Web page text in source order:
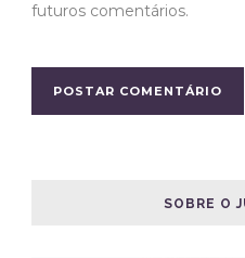
futuros comentários.
SOBRE O